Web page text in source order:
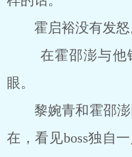
霍启裕没有发怒
在霍邵澎与他错
眼。
黎婉青和霍邵澎
在，看见boss独自